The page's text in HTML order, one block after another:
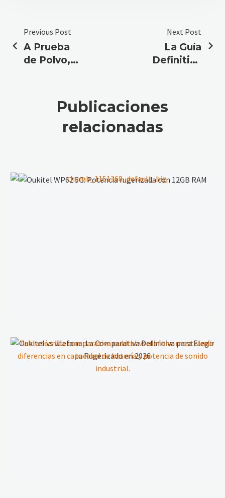
Previous Post
A Prueba
de Polvo,
móvil para
construcción
Next Post
La Guía
Definitiva
no lo son)
Publicaciones
relacionadas